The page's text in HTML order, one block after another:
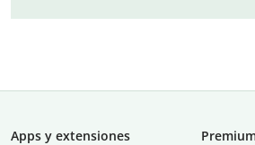
Apps y extensiones